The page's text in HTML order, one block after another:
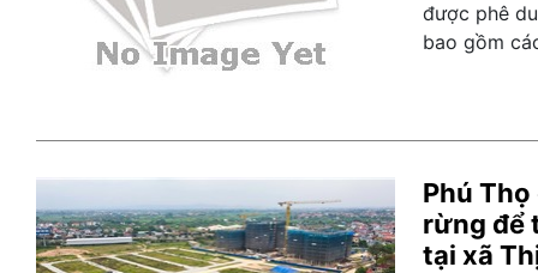
được phê
bao gồm
Phú
rừng để
tại xã